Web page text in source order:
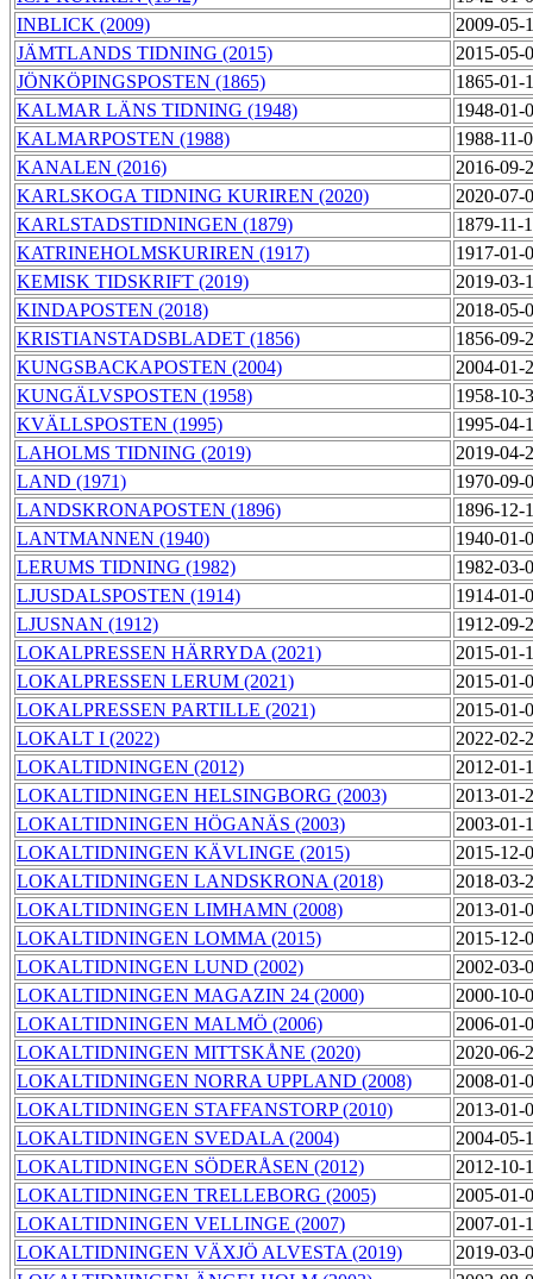
INBLICK (2009)
2009-05-
JÄMTLANDS TIDNING (2015)
2015-05-
JÖNKÖPINGSPOSTEN (1865)
1865-01-
KALMAR LÄNS TIDNING (1948)
1948-01-
KALMARPOSTEN (1988)
1988-11-
KANALEN (2016)
2016-09-
KARLSKOGA TIDNING KURIREN (2020)
2020-07-
KARLSTADSTIDNINGEN (1879)
1879-11-
KATRINEHOLMSKURIREN (1917)
1917-01-
KEMISK TIDSKRIFT (2019)
2019-03-
KINDAPOSTEN (2018)
2018-05-
KRISTIANSTADSBLADET (1856)
1856-09-
KUNGSBACKAPOSTEN (2004)
2004-01-
KUNGÄLVSPOSTEN (1958)
1958-10-
KVÄLLSPOSTEN (1995)
1995-04-
LAHOLMS TIDNING (2019)
2019-04-
LAND (1971)
1970-09-
LANDSKRONAPOSTEN (1896)
1896-12-
LANTMANNEN (1940)
1940-01-
LERUMS TIDNING (1982)
1982-03-
LJUSDALSPOSTEN (1914)
1914-01-
LJUSNAN (1912)
1912-09-
LOKALPRESSEN HÄRRYDA (2021)
2015-01-
LOKALPRESSEN LERUM (2021)
2015-01-
LOKALPRESSEN PARTILLE (2021)
2015-01-
LOKALT I (2022)
2022-02-
LOKALTIDNINGEN (2012)
2012-01-
LOKALTIDNINGEN HELSINGBORG (2003)
2013-01-
LOKALTIDNINGEN HÖGANÄS (2003)
2003-01-
LOKALTIDNINGEN KÄVLINGE (2015)
2015-12-
LOKALTIDNINGEN LANDSKRONA (2018)
2018-03-
LOKALTIDNINGEN LIMHAMN (2008)
2013-01-
LOKALTIDNINGEN LOMMA (2015)
2015-12-
LOKALTIDNINGEN LUND (2002)
2002-03-
LOKALTIDNINGEN MAGAZIN 24 (2000)
2000-10-
LOKALTIDNINGEN MALMÖ (2006)
2006-01-
LOKALTIDNINGEN MITTSKÅNE (2020)
2020-06-
LOKALTIDNINGEN NORRA UPPLAND (2008)
2008-01-
LOKALTIDNINGEN STAFFANSTORP (2010)
2013-01-
LOKALTIDNINGEN SVEDALA (2004)
2004-05-
LOKALTIDNINGEN SÖDERÅSEN (2012)
2012-10-
LOKALTIDNINGEN TRELLEBORG (2005)
2005-01-
LOKALTIDNINGEN VELLINGE (2007)
2007-01-
LOKALTIDNINGEN VÄXJÖ ALVESTA (2019)
2019-03-